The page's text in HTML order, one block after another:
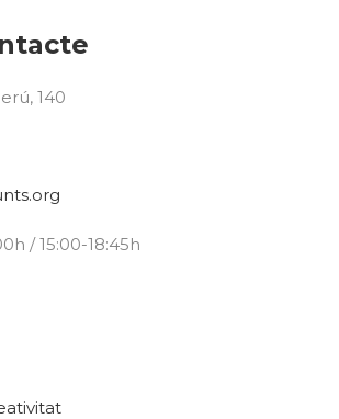
140
/ 15:00-18:45h